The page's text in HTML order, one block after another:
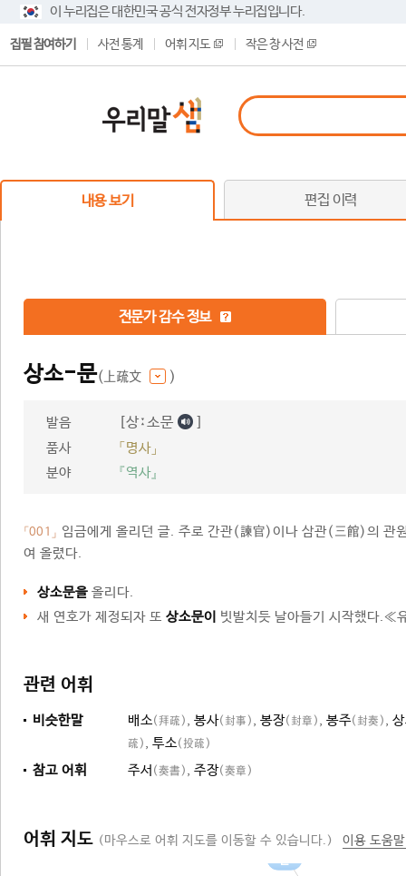
이 누리집은 대한민국 공식 전자정부 누리집입니다.
집필 참여하기 사전 통계 어휘 지도 작은 창 사전
내용 보기 편집 이력
전문가 감수 정보
상소-문(上疏文 )
발음 [상ː소문 ]
품사
「명사」
분야
『역사』
「001」 임금에게 올리던 글. 주로 간관(諫官)이나 삼관(三館)의 관
여 올렸다.
상소문을 올리다.
새 연호가 제정되자 또 상소문이 빗발치듯 날아들기 시작했다.≪
관련 어휘
비슷한말 배소(拜疏) , 봉사(封事) , 봉장(封章) , 봉주(封奏) ,
疏) , 투소(投疏)
참고 어휘 주서 (奏書) , 주장(奏章)
어휘 지도 (마우스로 어휘 지도를 이동할 수 있습니다.) 이용 도움